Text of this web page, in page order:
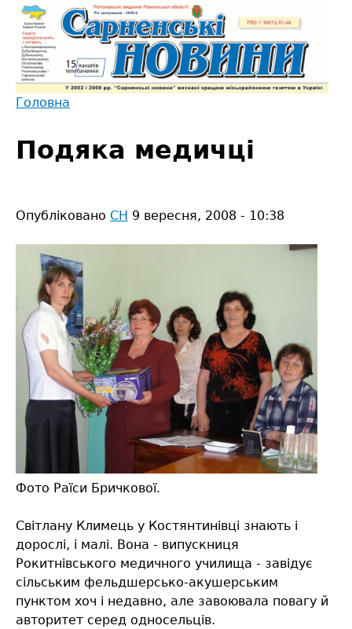
Jump
navigation
є
Головна
to
top
Подяка медичці
Опубліковано СН 9 вересня, 2008 - 10:38
Фото Раїси Бричкової.
Світлану Климець у Костянтинівці знають і
дорослі, і малі. Вона - випускниця
Рокитнівського медичного училища - завідує
сільським фельдшерсько-акушерським
пунктом хоч і недавно, але завоювала повагу й
авторитет серед односельців.